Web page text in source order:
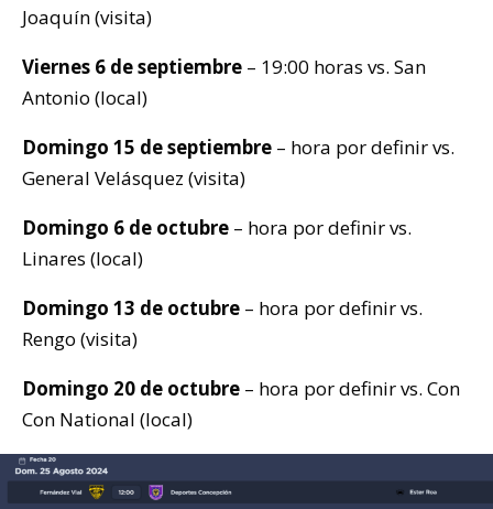
Joaquín (visita)
Viernes 6 de septiembre – 19:00 horas vs. San
Antonio (local)
Domingo 15 de septiembre – hora por definir vs.
General Velásquez (visita)
Domingo 6 de octubre – hora por definir vs.
Linares (local)
Domingo 13 de octubre – hora por definir vs.
Rengo (visita)
Domingo 20 de octubre – hora por definir vs. Con
Con National (local)